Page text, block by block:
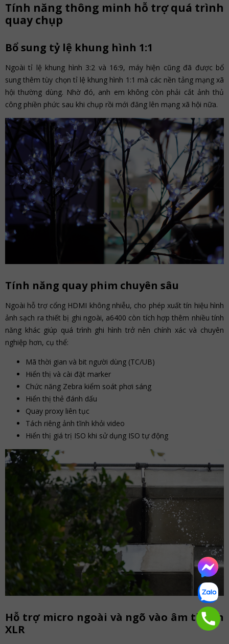
Tính năng thông minh hỗ trợ quá trình
quay chụp
Bổ sung tỷ lệ khung hình 1:1
Ngoài tỉ lệ khung hình 3:2 và 16:9, máy hiện cũng đã được bổ
sung thêm tùy chọn tỉ lệ khung hình 1:1 mà các nền tảng mạng xã
hội thường dùng. Nhờ đó, anh em không còn phải cắt ảnh thủ
công phiền phức sau khi chụp rồi mới đăng lên mạng xã hội nữa.
Tính năng quay phim chuyên sâu
Ngoài hỗ trợ cổng HDMI không nhiễu, cho phép xuất tín hiệu hình
ảnh sạch ra thiết bị ghi ngoài, a6400 còn tích hợp thêm nhiều tính
năng khác giúp quá trình ghi hình trở nên chính xác và chuyên
nghiệp hơn, cụ thể:
Mã thời gian và bit người dùng (TC/UB)
Hiển thị và cài đặt marker
Chức năng Zebra kiểm soát phơi sáng
Hiển thị thẻ đánh dấu
Quay proxy liên tục
Tách riêng ảnh tĩnh khỏi video
Hiển thị giá trị ISO khi sử dụng ISO tự động
Hỗ trợ micro ngoài và ngõ vào âm thanh
XLR